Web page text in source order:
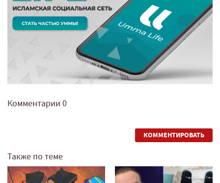
Комментарии 0
КОММЕНТИРОВАТЬ
Также по теме